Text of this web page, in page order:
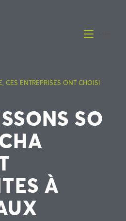
, CES ENTREPRISES ONT CHOISI
SO
À